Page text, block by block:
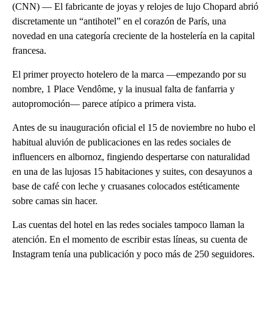
(CNN) — El fabricante de joyas y relojes de lujo Chopard abrió
discretamente un “antihotel” en el corazón de París, una
novedad en una categoría creciente de la hostelería en la capital
francesa.
El primer proyecto hotelero de la marca —empezando por su
nombre, 1 Place Vendôme, y la inusual falta de fanfarria y
autopromoción— parece atípico a primera vista.
Antes de su inauguración oficial el 15 de noviembre no hubo el
habitual aluvión de publicaciones en las redes sociales de
influencers en albornoz, fingiendo despertarse con naturalidad
en una de las lujosas 15 habitaciones y suites, con desayunos a
base de café con leche y cruasanes colocados estéticamente
sobre camas sin hacer.
Las cuentas del hotel en las redes sociales tampoco llaman la
atención. En el momento de escribir estas líneas, su cuenta de
Instagram tenía una publicación y poco más de 250 seguidores.